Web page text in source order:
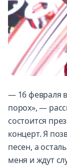
— 16 февраля
порох», —
состоится
концерт. Я
песен, а
меня и ждут